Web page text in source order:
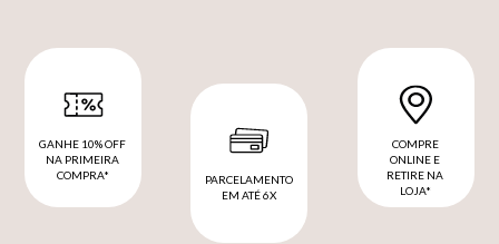
GANHE 10% OFF
NA PRIMEIRA
COMPRA*
PARCELAMENTO
EM ATÉ 6X
COMPRE
ONLINE E
RETIRE NA
LOJA*